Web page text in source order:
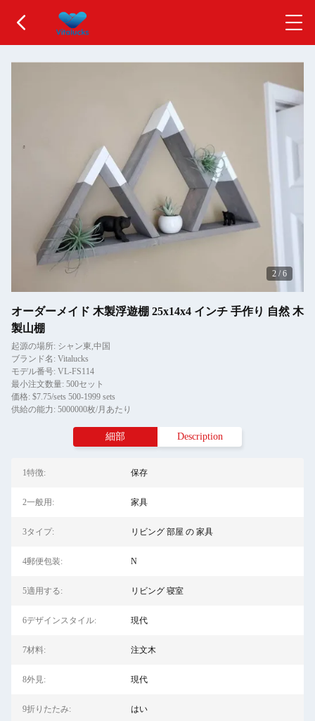
2 /6
オーダーメイド 木製浮遊棚 25x14x4 インチ 手作り 自然 木
製山棚
起源の場所: シャン東,中国
ブランド名: Vitalucks
モデル番号: VL-FS114
最小注文数量: 500セット
価格: $7.75/sets 500-1999 sets
供給の能力: 5000000枚/月あたり
細部 Description
1特徴: 保存
2一般用: 家具
3タイプ: リビング 部屋 の 家具
4郵便包装: N
5適用する: リビング 寝室
6デザインスタイル: 現代
7材料: 注文木
8外見: 現代
9折りたたみ: はい